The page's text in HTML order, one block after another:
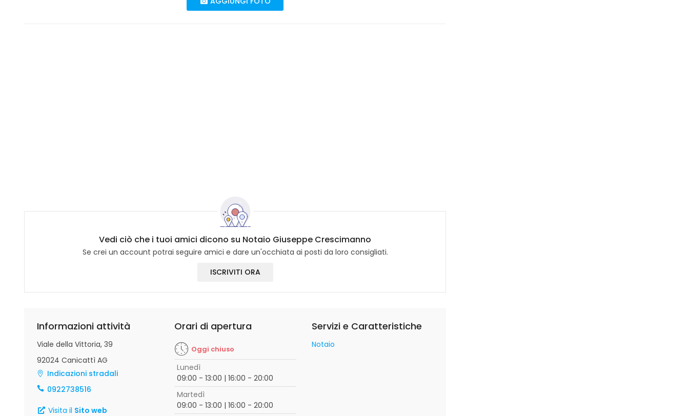
Vedi ciò che i tuoi amici dicono su Notaio Giuseppe Crescimanno
Se crei un account potrai seguire amici e dare un'occhiata ai posti da loro consigliati.
ISCRIVITI ORA
Informazioni attività
Viale della Vittoria, 39
92024 Canicattì AG
Indicazioni stradali
0922738516
Visita il Sito web
Orari di apertura
Oggi chiuso
Lunedì
09:00 - 13:00 | 16:00 - 20:00
Martedì
09:00 - 13:00 | 16:00 - 20:00
Servizi e Caratteristiche
Notaio